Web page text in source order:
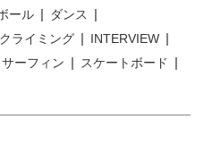
ール
ダンス
クライミング
INTERVIEW
サーフィン
スケートボード